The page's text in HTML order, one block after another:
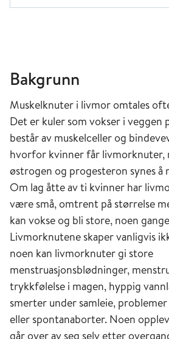
Bakgrunn
Muskelknuter i livmor omtales
Det er kuler som vokser i veggen
består av muskelceller og
hvorfor kvinner får livmorknuter,
østrogen og progesteron synes
Om lag åtte av ti kvinner har
være små, omtrent på størrelse
kan vokse og bli store, noen
Livmorknutene skaper vanligvis
noen kan livmorknuter gi store
menstruasjonsblødninger,
trykkfølelse i magen, hyppig
smerter under samleie,
eller spontanaborter​. Noen
går over av seg selv etter